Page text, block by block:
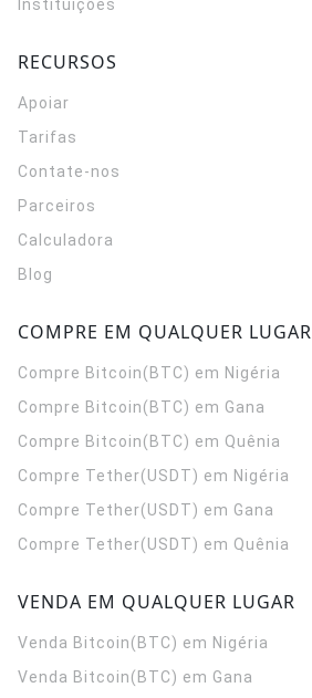
Instituições
RECURSOS
Apoiar
Tarifas
Contate-nos
Parceiros
Calculadora
Blog
COMPRE EM QUALQUER LUGAR
Compre Bitcoin(BTC) em Nigéria
Compre Bitcoin(BTC) em Gana
Compre Bitcoin(BTC) em Quênia
Compre Tether(USDT) em Nigéria
Compre Tether(USDT) em Gana
Compre Tether(USDT) em Quênia
VENDA EM QUALQUER LUGAR
Venda Bitcoin(BTC) em Nigéria
Venda Bitcoin(BTC) em Gana